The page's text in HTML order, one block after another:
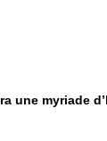
une myriade